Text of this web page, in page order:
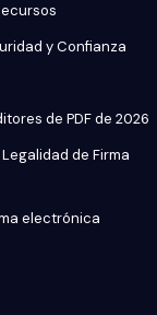
y Confianza
de PDF de 2026
de Firma
electrónica